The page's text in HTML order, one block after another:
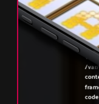
code
/
code